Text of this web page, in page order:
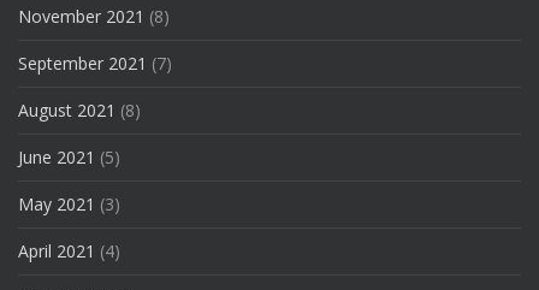
November 2021 (8)
September 2021 (7)
August 2021 (8)
June 2021 (5)
May 2021 (3)
April 2021 (4)